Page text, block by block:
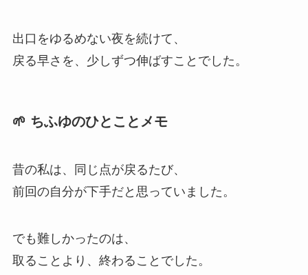
出口をゆるめない夜を続けて、
戻る早さを、少しずつ伸ばすことでした。
🌱 ちふゆのひとことメモ
昔の私は、同じ点が戻るたび、
前回の自分が下手だと思っていました。
でも難しかったのは、
取ることより、終わることでした。